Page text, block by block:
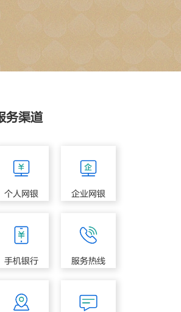
务渠道
个人网银 企业网银
手机银行 服务热线